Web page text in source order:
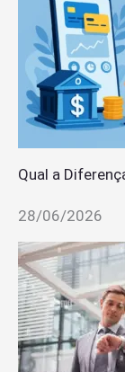
Qual a
28/06/2026